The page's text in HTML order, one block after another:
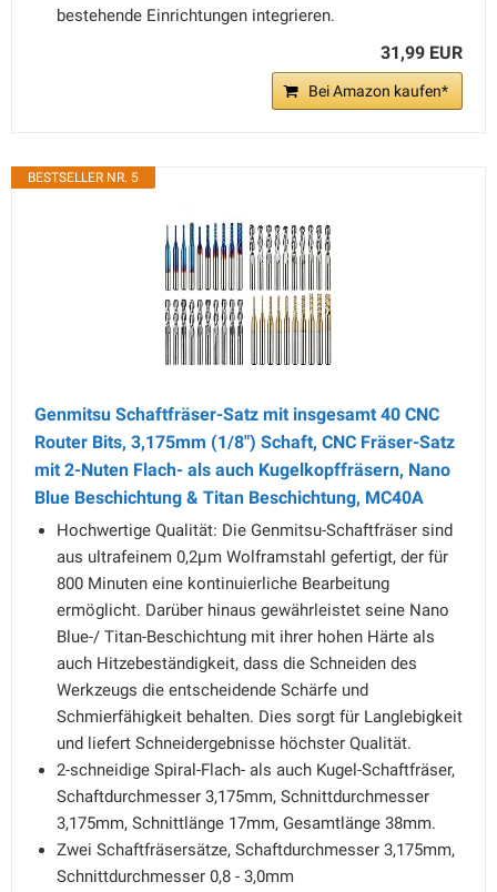
bestehende Einrichtungen integrieren.
31,99 EUR
Bei Amazon kaufen*
BESTSELLER NR. 5
Genmitsu Schaftfräser-Satz mit insgesamt 40 CNC
Router Bits, 3,175mm (1/8") Schaft, CNC Fräser-Satz
mit 2-Nuten Flach- als auch Kugelkopffräsern, Nano
Blue Beschichtung & Titan Beschichtung, MC40A
Hochwertige Qualität: Die Genmitsu-Schaftfräser sind
aus ultrafeinem 0,2μm Wolframstahl gefertigt, der für
800 Minuten eine kontinuierliche Bearbeitung
ermöglicht. Darüber hinaus gewährleistet seine Nano
Blue-/ Titan-Beschichtung mit ihrer hohen Härte als
auch Hitzebeständigkeit, dass die Schneiden des
Werkzeugs die entscheidende Schärfe und
Schmierfähigkeit behalten. Dies sorgt für Langlebigkeit
und liefert Schneidergebnisse höchster Qualität.
2-schneidige Spiral-Flach- als auch Kugel-Schaftfräser,
Schaftdurchmesser 3,175mm, Schnittdurchmesser
3,175mm, Schnittlänge 17mm, Gesamtlänge 38mm.
Zwei Schaftfräsersätze, Schaftdurchmesser 3,175mm,
Schnittdurchmesser 0,8 - 3,0mm